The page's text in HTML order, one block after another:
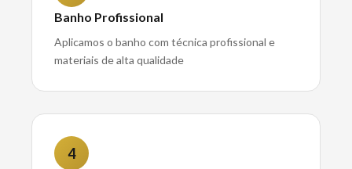
Banho Profissional
Aplicamos o banho com técnica profissional e
materiais de alta qualidade
4